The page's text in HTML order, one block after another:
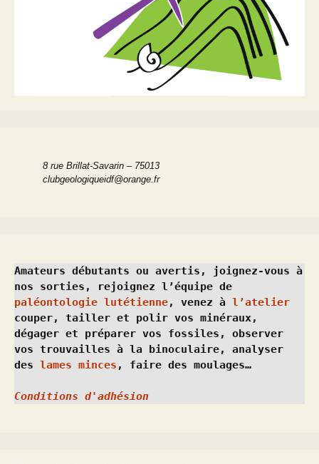
8 rue Brillat-Savarin – 75013
clubgeologiqueidf@orange.fr
Amateurs débutants ou avertis, joignez-vous à
paléontologie lutétienne, venez à l’atelier
couper, tailler et polir vos minéraux,
dégager et préparer vos fossiles, observer
vos trouvailles à la binoculaire, analyser
des lames minces , faire des moulages…
Conditions d'adhésion